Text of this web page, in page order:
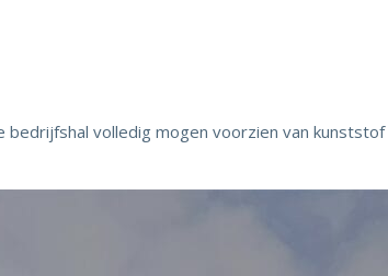
bedrijfshal volledig mogen voorzien van